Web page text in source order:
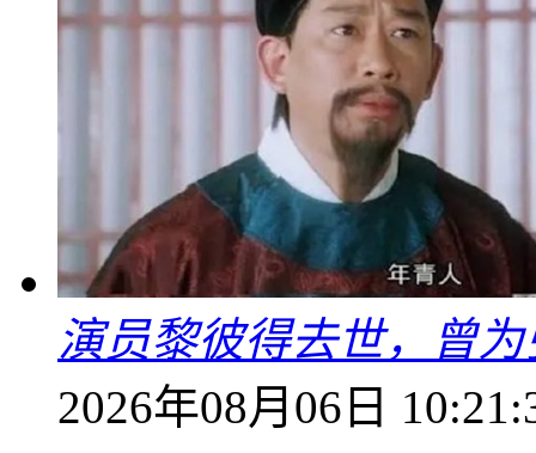
演员黎彼得去世，曾
2026年08月06日